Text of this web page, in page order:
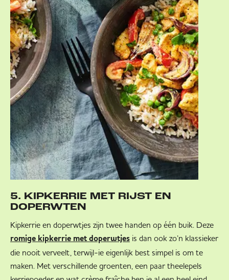
5. KIPKERRIE MET RIJST EN
DOPERWTEN
Kipkerrie en doperwtjes zijn twee handen op één buik. Deze
romige kipkerrie met doperwtjes is dan ook zo’n klassieker
die nooit verveelt, terwijl-ie eigenlijk best simpel is om te
maken. Met verschillende groenten, een paar theelepels